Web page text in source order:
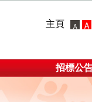
主頁
招標公